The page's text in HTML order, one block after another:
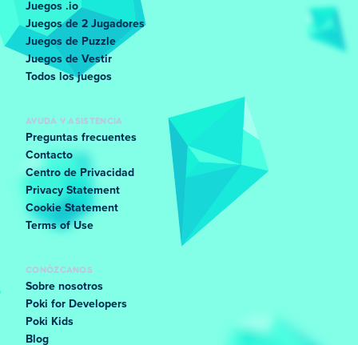
Juegos .io
Juegos de 2 Jugadores
Juegos de Puzzle
Juegos de Vestir
Todos los juegos
AYUDA Y ASISTENCIA
Preguntas frecuentes
Contacto
Centro de Privacidad
Privacy Statement
Cookie Statement
Terms of Use
CONÓZCANOS
Sobre nosotros
Poki for Developers
Poki Kids
Blog